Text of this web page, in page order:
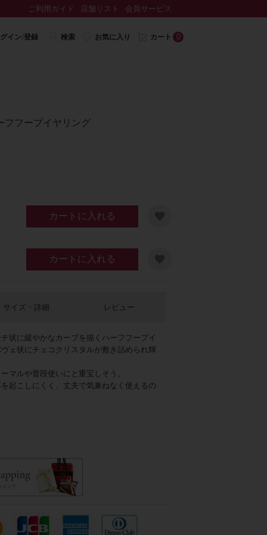
ご利用ガイド 店舗リスト 会員サービス
イン/登録 検索 お気に入り カート 0
フフープイヤリング
カートに入れる
カートに入れる
状に緩やかなカーブを描くハーフフープイ
ェ状にチェコクリスタルが敷き詰められ輝
マルや普段使いにと重宝しそう。
起こしにくく、丈夫で気兼ねなく使えるの
サイズ・詳細 レビュー